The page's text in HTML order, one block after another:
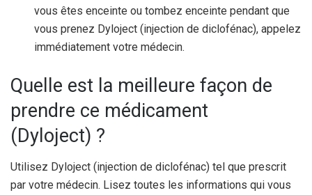
vous êtes enceinte ou tombez enceinte pendant que
vous prenez Dyloject (injection de diclofénac), appelez
immédiatement votre médecin.
Quelle est la meilleure façon de
prendre ce médicament
(Dyloject) ?
Utilisez Dyloject (injection de diclofénac) tel que prescrit
par votre médecin. Lisez toutes les informations qui vous